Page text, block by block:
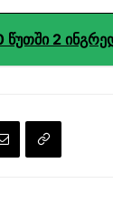
წუთში 2